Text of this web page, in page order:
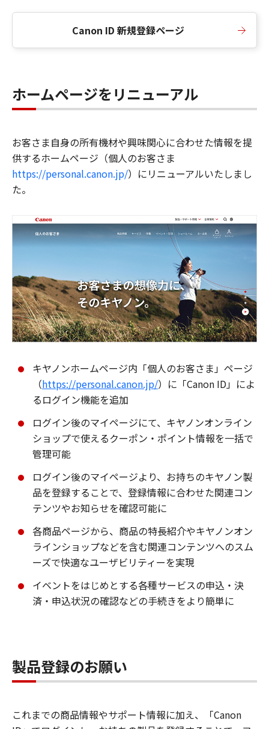
Canon ID 新規登録ページ
ホームページをリニューアル
お客さま自身の所有機材や興味関心に合わせた情報を提
供するホームページ（個人のお客さま
https://personal.canon.jp/）にリニューアルいたしまし
た。
キヤノンホームページ内「個人のお客さま」ページ
（https://personal.canon.jp/）に「Canon ID」によ
るログイン機能を追加
ログイン後のマイページにて、キヤノンオンライン
ショップで使えるクーポン・ポイント情報を一括で
管理可能
ログイン後のマイページより、お持ちのキヤノン製
品を登録することで、登録情報に合わせた関連コン
テンツやお知らせを確認可能に
各商品ページから、商品の特長紹介やキヤノンオン
ラインショップなどを含む関連コンテンツへのスム
ーズで快適なユーザビリティーを実現
イベントをはじめとする各種サービスの申込・決
済・申込状況の確認などの手続きをより簡単に
製品登録のお願い
これまでの商品情報やサポート情報に加え、「Canon